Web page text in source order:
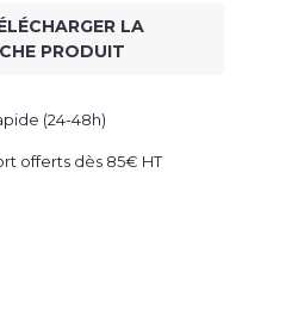
LA
PRODUIT
(24-48h)
offerts dès 85€ HT